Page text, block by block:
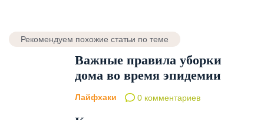
Рекомендуем похожие статьи по теме
Важные правила уборки
дома во время эпидемии
Лайфхаки 0 комментариев